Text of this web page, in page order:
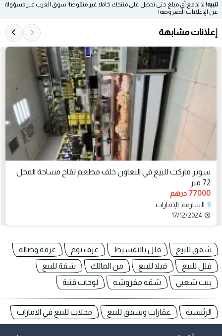
تنبيه! لا تدفع أي مبلغ حتى تحصل على منتجك كاملا غير منقوصا! سوق العرب غير مسؤولة
عن الإعلانات المعروضة!
إعلانات مشابهة
سوبر ماركت للبيع في التعاون خلف مطعم لفاح مساحة المحل
72 متر
77000 درهم
الشارقة، الإمارات
17/12/2024
شقق للبيع فلل بالتقسيط غرف نوم
غرفة وصالة
فلل للبيع
فيلا للبيع من المالك
شقة للبيع
بيت شعبي
شقه مفروشه لوحات فنية
الرئيسية عقارات وشقق للبيع محلات للبيع في الامارات